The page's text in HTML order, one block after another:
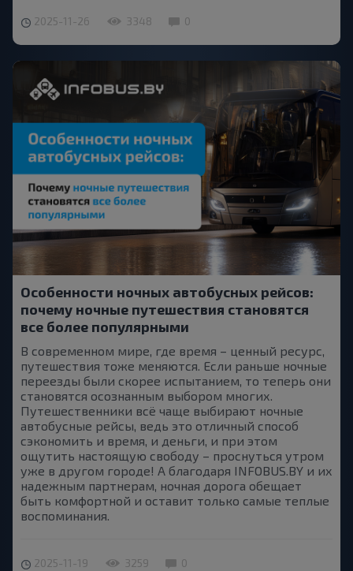
2025-11-26 3348 0
Особенности ночных автобусных рейсов:
почему ночные путешествия становятся
все более популярными
В современном мире, где время – ценный ресурс,
путешествия тоже меняются. Если раньше ночные
переезды были скорее испытанием, то теперь они
становятся осознанным выбором многих.
Путешественники всё чаще выбирают ночные
автобусные рейсы, ведь это отличный способ
сэкономить и время, и деньги, и при этом
ощутить настоящую свободу – проснуться утром
уже в другом городе! А благодаря INFOBUS.BY и их
надежным партнерам, ночная дорога обещает
быть комфортной и оставит только самые теплые
воспоминания.
2025-11-19 3259 0